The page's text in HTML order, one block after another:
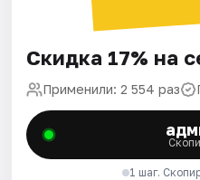
Скидка 17% на
Применили: 2 554 раз
1 шаг.